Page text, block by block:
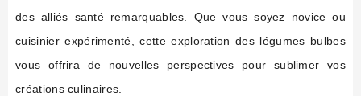
des alliés santé remarquables. Que vous soyez novice ou
cuisinier expérimenté, cette exploration des légumes bulbes
vous offrira de nouvelles perspectives pour sublimer vos
créations culinaires.